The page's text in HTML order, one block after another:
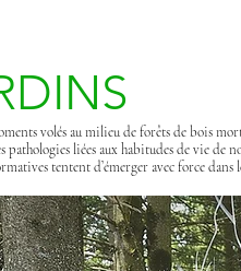
volés au milieu de forêts de bois
pathologies liées aux habitudes de vie de
tentent d’émerger avec force